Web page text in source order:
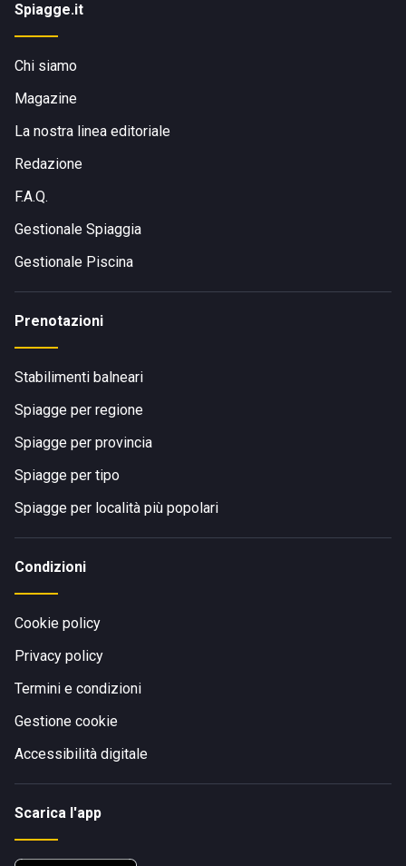
Spiagge.it
Chi siamo
Magazine
La nostra linea editoriale
Redazione
F.A.Q.
Gestionale Spiaggia
Gestionale Piscina
Prenotazioni
Stabilimenti balneari
Spiagge per regione
Spiagge per provincia
Spiagge per tipo
Spiagge per località più popolari
Condizioni
Cookie policy
Privacy policy
Termini e condizioni
Gestione cookie
Accessibilità digitale
Scarica l'app